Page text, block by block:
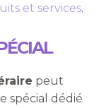
et services.
peut
spécial dédié